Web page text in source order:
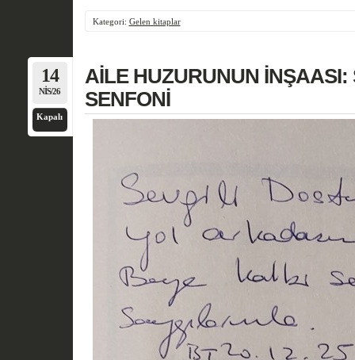
Kategori: Gelen kitaplar
14
NIS/26
Kapalı
AİLE HUZURUNUN İNŞAASI:
SENFONİ